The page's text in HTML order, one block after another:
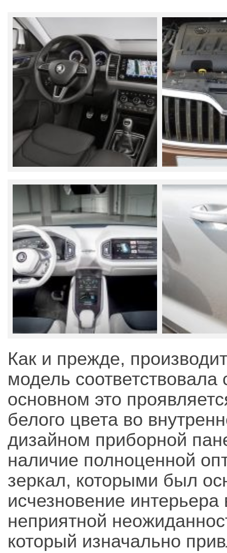
Как и прежде,
модель
основном это
белого цвета во
дизайном приборной
наличие полноценной
зеркал, которыми был
исчезновение
неприятной
который изначально